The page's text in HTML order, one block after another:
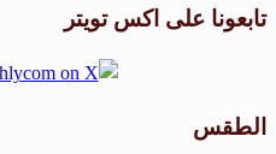
تابعونا على اكس تويتر
الطقس